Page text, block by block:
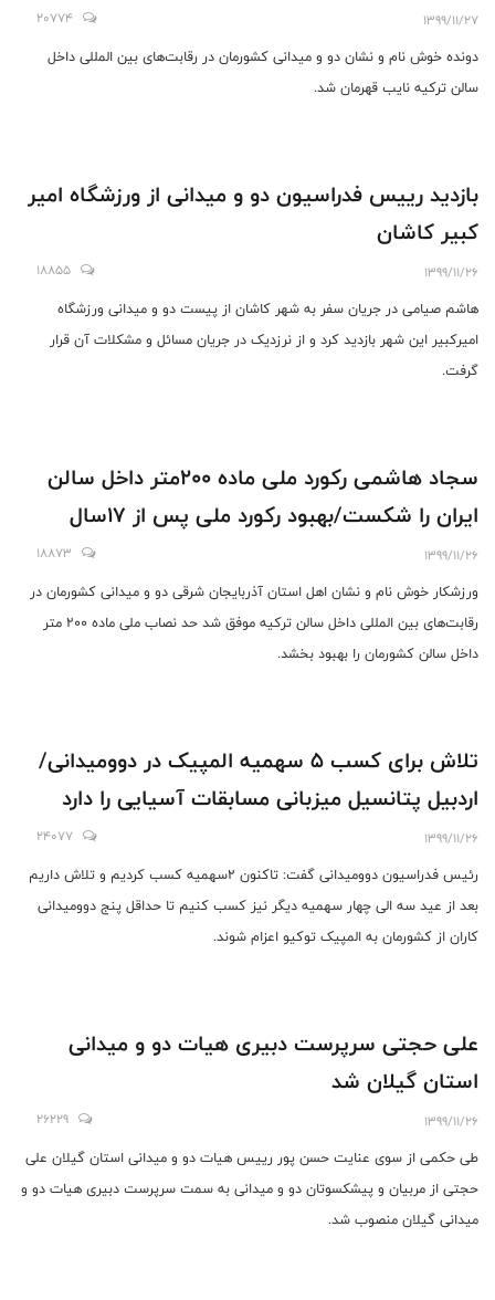
1399/11/27
20774
دونده خوش نام و نشان دو و میدانی کشورمان در رقابت‌های بین المللی داخل
سالن ترکیه نایب قهرمان شد.
بازدید رییس فدراسیون دو و میدانی از ورزشگاه امیر
کبیر کاشان
1399/11/26
18855
هاشم صیامی در جریان سفر به شهر کاشان از پیست دو و میدانی ورزشگاه
امیرکبیر این شهر بازدید کرد و از نرزدیک در جریان مسائل و مشکلات آن قرار
گرفت.
سجاد هاشمی رکورد ملی ماده ۲۰۰متر داخل سالن
ایران را شکست/بهبود رکورد ملی پس از ۱۷سال
1399/11/26
18873
ورزشکار خوش نام و نشان اهل استان آذربایجان شرقی دو و میدانی کشورمان در
رقابت‌های بین المللی داخل سالن ترکیه موفق شد حد نصاب ملی ماده ۲۰۰ متر
داخل سالن کشورمان را بهبود بخشد.
تلاش برای کسب ۵ سهمیه المپیک در دوومیدانی/
اردبیل پتانسیل میزبانی مسابقات آسیایی را دارد
1399/11/26
24077
رئیس فدراسیون دوومیدانی گفت: تاکنون ۲سهمیه کسب کردیم و تلاش داریم
بعد از عید سه الی چهار سهمیه دیگر نیز کسب کنیم تا حداقل پنج دوومیدانی
کاران از کشورمان به المپیک توکیو اعزام شوند.
علی حجتی سرپرست دبیری هیات دو و میدانی
استان گیلان شد
1399/11/26
26229
طی حکمی از سوی عنایت حسن پور رییس هیات دو و میدانی استان گیلان علی
حجتی از مربیان و پیشکسوتان دو و میدانی به سمت سرپرست دبیری هیات دو و
میدانی گیلان منصوب شد.